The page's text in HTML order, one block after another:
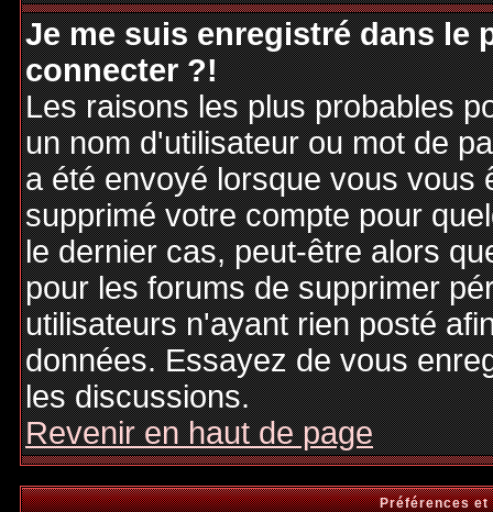
Je me suis enregistré dans le
connecter ?!
Les raisons les plus probables
un nom d'utilisateur ou mot de
a été envoyé lorsque vous vous
supprimé votre compte pour
le dernier cas, peut-être alors
pour les forums de supprimer
utilisateurs n'ayant rien posté
données. Essayez de vous
les discussions.
Revenir en haut de page
Préférences